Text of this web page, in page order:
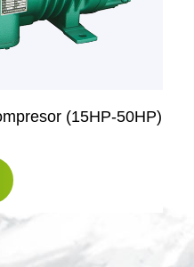
(15HP-50HP)